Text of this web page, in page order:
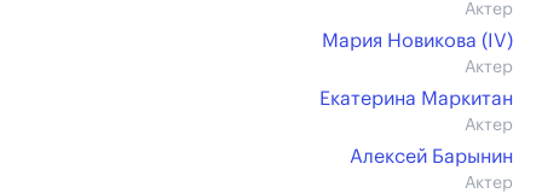
Актер
Мария Новикова (IV)
Актер
Екатерина Маркитан
Актер
Алексей Барынин
Актер